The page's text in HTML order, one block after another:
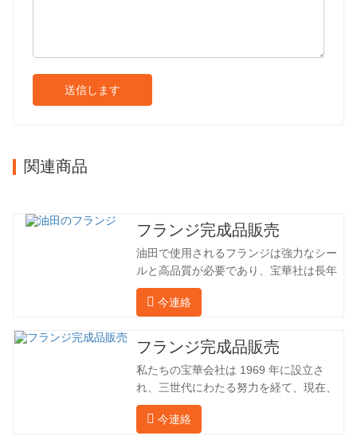
送信します
関連商品
フランジ完成品販売
油田で使用されるフランジは強力なシー
ルと高品質が必要であり、宝華社は長年
油田でフランジを加工し、間接的に外国
（ドイツ、ロシア）に輸出してきまし
社は海外の顧客と直接輸出入し、第三者
手数料を回避して、強力な製品品質と低
価格を確保したいと考えています。以下
の表はこの製品の情報です。以下に当社
の簡単な紹介をさせていただきます。 材
今連絡
フランジ完成品販売
私たちの宝華会社は 1969 年に設立さ
れ、三世代にわたる努力を経て、現在、
敷地面積は 50,000 平方メートル、建築
面積は 25,000 平方メートルです。従業
今連絡